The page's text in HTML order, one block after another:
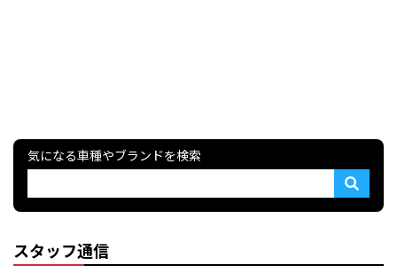
気になる車種やブランドを検索
スタッフ通信